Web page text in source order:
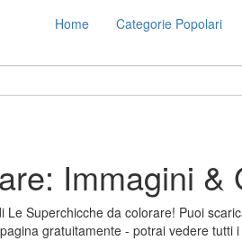
Home Categorie Popolari
Immagini &
Superchicche da colorare! Puoi
gratuitamente - potrai vedere tutti